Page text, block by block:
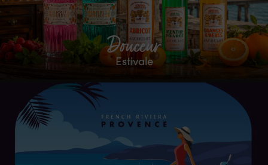
Douceur
Estivale